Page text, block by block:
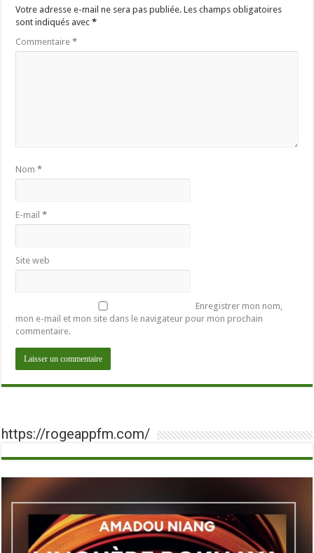
Votre adresse e-mail ne sera pas publiée. Les champs obligatoires
sont indiqués avec*
Commentaire*
Nom*
E-mail*
Site web
Enregistrer mon nom,
mon e-mail et mon site dans le navigateur pour mon prochain
commentaire.
https://rogeappfm.com/